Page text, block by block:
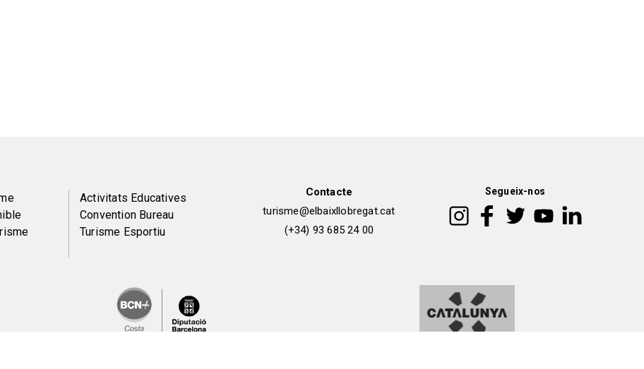
Peu
de
Activitats Educatives
Convention Bureau
Turisme Esportiu
Contacte
turisme@elbaixllobregat.cat
(+34) 93 685 24 00
Segueix-nos